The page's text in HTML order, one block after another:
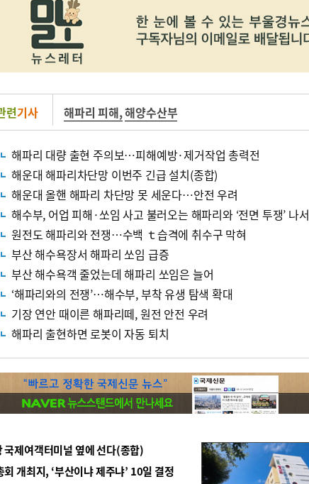
련기사 해파리 피해,해양수산부
해파리 대량 출현 주의보…피해예방·제거작업 총력전
해운대 해파리차단망 이번주 긴급 설치(종합)
해운대 올핸 해파리 차단망 못 세운다…안전 우려
해수부, 어업 피해·쏘임 사고 불러오는 해파리와 ‘전면 투쟁’ 나서
원전도 해파리와 전쟁…수백 ｔ습격에 취수구 막혀
부산 해수욕장서 해파리 쏘임 급증
부산 해수욕객 줄었는데 해파리 쏘임은 늘어
‘해파리와의 전쟁’…해수부, 부착 유생 탐색 확대
기장 연안 때이른 해파리떼, 원전 안전 우려
해파리 출현하면 로봇이 자동 퇴치
제여객터미널 옆에 선다(종합)
개최지, ‘부산이냐 제주냐’ 10일 결정